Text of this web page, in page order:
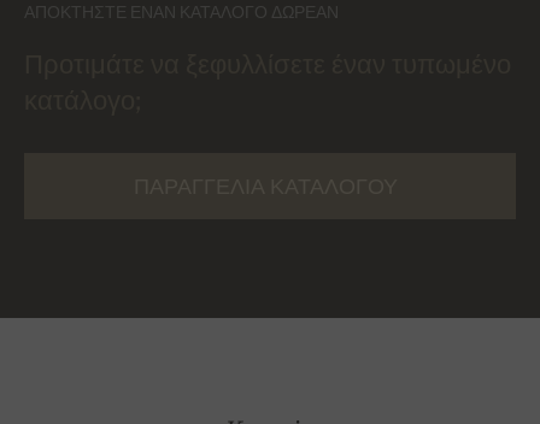
ΑΠΟΚΤΉΣΤΕ ΈΝΑΝ ΚΑΤΆΛΟΓΟ ΔΩΡΕΆΝ